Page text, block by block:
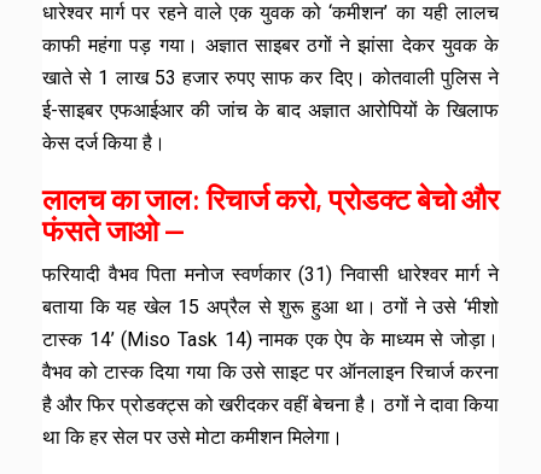
धारेश्वर मार्ग पर रहने वाले एक युवक को ‘कमीशन’ का यही लालच
काफी महंगा पड़ गया। अज्ञात साइबर ठगों ने झांसा देकर युवक के
खाते से 1 लाख 53 हजार रुपए साफ कर दिए। कोतवाली पुलिस ने
ई-साइबर एफआईआर की जांच के बाद अज्ञात आरोपियों के खिलाफ
केस दर्ज किया है।
लालच का जाल: रिचार्ज करो, प्रोडक्ट बेचो और
फंसते जाओ —
फरियादी वैभव पिता मनोज स्वर्णकार (31) निवासी धारेश्वर मार्ग ने
बताया कि यह खेल 15 अप्रैल से शुरू हुआ था। ठगों ने उसे ‘मीशो
टास्क 14’ (Miso Task 14) नामक एक ऐप के माध्यम से जोड़ा।
वैभव को टास्क दिया गया कि उसे साइट पर ऑनलाइन रिचार्ज करना
है और फिर प्रोडक्ट्स को खरीदकर वहीं बेचना है। ठगों ने दावा किया
था कि हर सेल पर उसे मोटा कमीशन मिलेगा।